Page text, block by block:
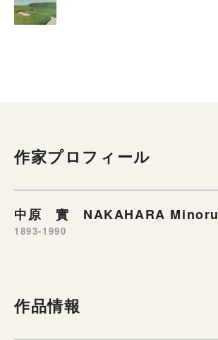
作家プロフィール
中原 實 NAKAHARA Minoru
1893-1990
作品情報